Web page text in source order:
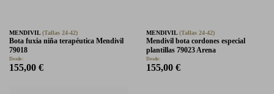
MENDIVIL(Tallas 24-42)
Bota fuxia niña terapéutica Mendivil
79018
Desde:
155,00 €
MENDIVIL(Tallas 24-42)
Mendivil bota cordones especial
plantillas 79023 Arena
Desde:
155,00 €